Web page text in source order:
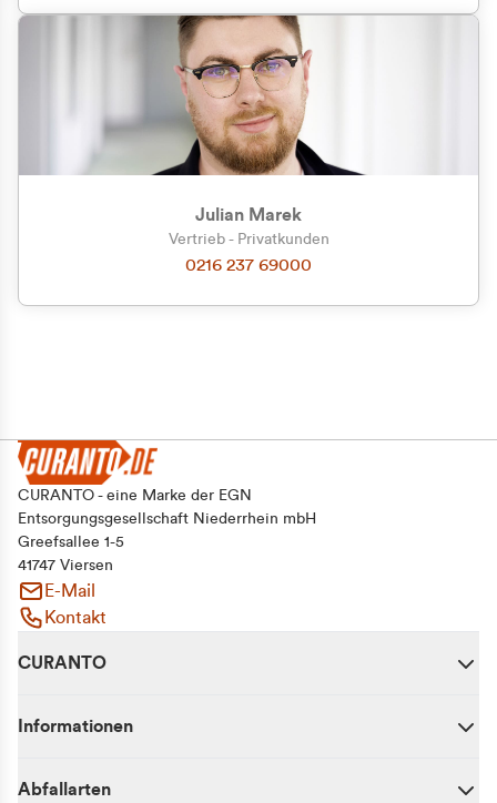
gehören Sie?
Privatkunde (inkl. MwSt.)
Geschäftskunde (exkl. MwSt.)
Julian Marek
Vertrieb - Privatkunden
0216 237 69000
CURANTO - eine Marke der EGN
Entsorgungsgesellschaft Niederrhein mbH
Greefsallee 1-5
41747 Viersen
E-Mail
Kontakt
CURANTO
Informationen
Abfallarten